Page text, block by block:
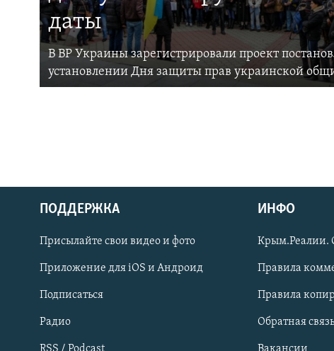
Українською
Qırımtatar
ПРИСОЕДИНЯЙТЕСЬ!
даты
В ВР Украины зарегистрировали проект
установлении Дня защиты прав украинской
ПОДДЕРЖКА
Присылайте свои видео и фото
Приложение для iOS и Андроид
Подписаться
Радио
ИНФО
Крым.Реалии.
Правила
Правила
Обратная связь